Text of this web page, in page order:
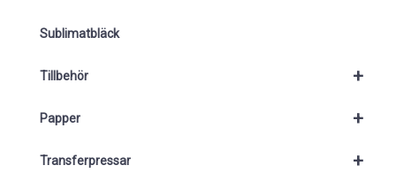
Sublimatbläck
+
Tillbehör
+
Papper
+
Transferpressar